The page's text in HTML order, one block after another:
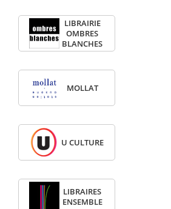
LIBRAIRIE
OMBRES
BLANCHES
MOLLAT
U CULTURE
LIBRAIRES
ENSEMBLE